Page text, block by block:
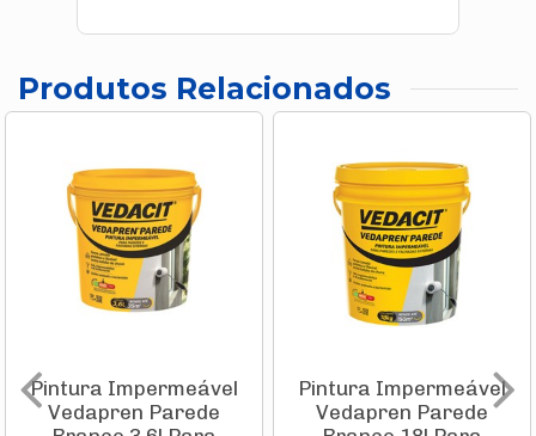
Produtos Relacionados
Pintura Impermeável
Vedapren Parede
Pintura Impermeável
Vedapren Parede